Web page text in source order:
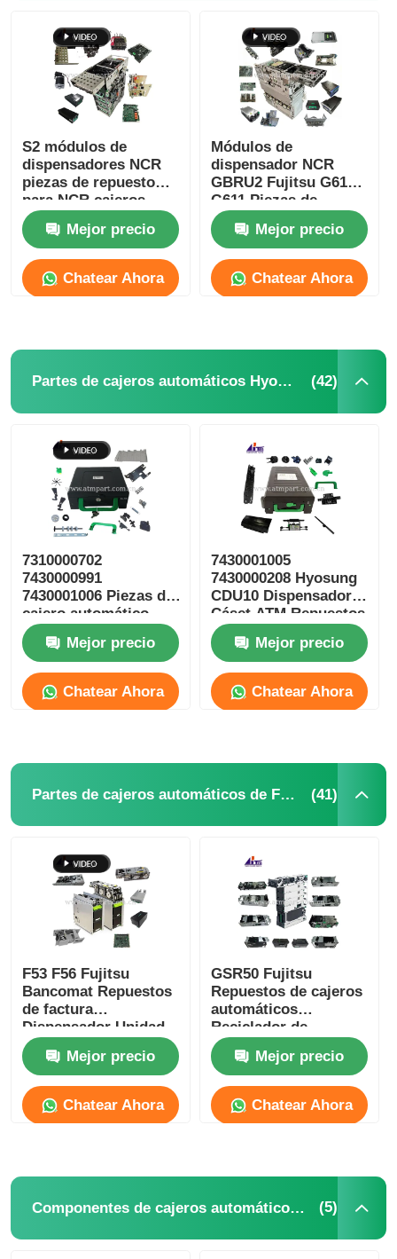
S2 módulos de
dispensadores NCR
piezas de repuesto
para NCR cajeros
automáticos de
autoservicio quioscos
bancarios
Mejor precio
Chatear Ahora
Módulos de
dispensador NCR
GBRU2 Fujitsu G610
G611 Piezas de
repuesto para cajeros
automáticosMejor precio
Chatear Ahora
Partes de cajeros automáticos Hyosung (42)
7310000702
7430000991
7430001006 Piezas de
cajero automático
Hyosung CDU10
Cassette de rechazo
Mejor precio
Chatear Ahora
7430001005
7430000208 Hyosung
CDU10 Dispensador
Cáset ATM Repuestos
Mejor precio
Chatear Ahora
Partes de cajeros automáticos de Fujitsu (41)
F53 F56 Fujitsu
Bancomat Repuestos
de factura
Dispensador Unidad
de módulos
Bancomat Repuestos
de quiosco
Mejor precio
Chatear Ahora
GSR50 Fujitsu
Repuestos de cajeros
automáticos
Reciclador de
facturas Dispensador
de módulos Quioscos
de cajeros
automáticos
Repuestos de cajeros
Mejor precio
Chatear Ahora
Componentes de cajeros automáticos de Hitachi (5)